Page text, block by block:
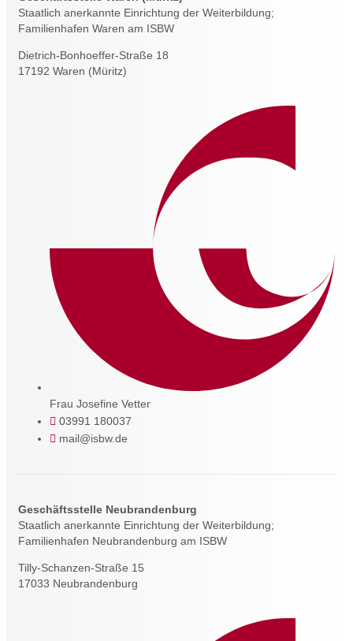
Staatlich anerkannte Einrichtung der Weiterbildung;
Familienhafen Waren am ISBW
Dietrich-Bonhoeffer-Straße 18
17192 Waren (Müritz)
Frau Josefine Vetter
03991 180037
mail@isbw.de
Geschäftsstelle Neubrandenburg
Staatlich anerkannte Einrichtung der Weiterbildung;
Familienhafen Neubrandenburg am ISBW
Tilly-Schanzen-Straße 15
17033 Neubrandenburg